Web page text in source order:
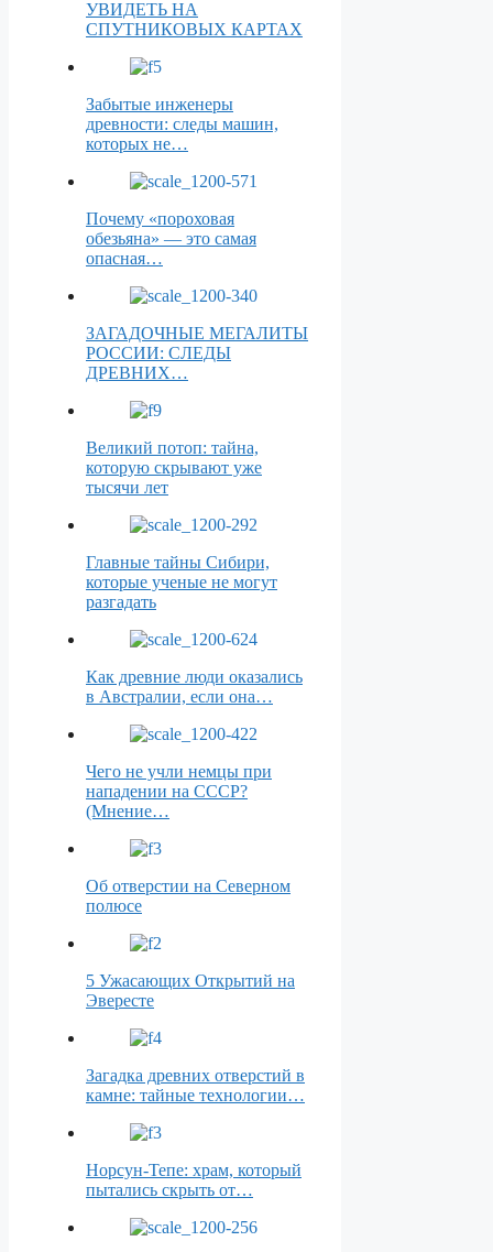
УВИДЕТЬ НА
СПУТНИКОВЫХ КАРТАХ
Забытые инженеры
древности: следы машин,
которых не…
Почему «пороховая
обезьяна» — это самая
опасная…
ЗАГАДОЧНЫЕ МЕГАЛИТЫ
РОССИИ: СЛЕДЫ
ДРЕВНИХ…
Великий потоп: тайна,
которую скрывают уже
тысячи лет
Главные тайны Сибири,
которые ученые не могут
разгадать
Как древние люди оказались
в Австралии, если она…
Чего не учли немцы при
нападении на СССР?
(Мнение…
Об отверстии на Северном
полюсе
5 Ужасающих Открытий на
Эвересте
Загадка древних отверстий в
камне: тайные технологии…
Норсун-Тепе: храм, который
пытались скрыть от…